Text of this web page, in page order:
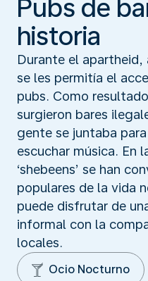
Pubs de
historia
Durante el
se les permitía el
pubs. Como
surgieron bares
gente se juntaba
escuchar música. En
‘shebeens’ se han
populares de la vida
puede disfrutar de
informal con la
locales.
Ocio Nocturno